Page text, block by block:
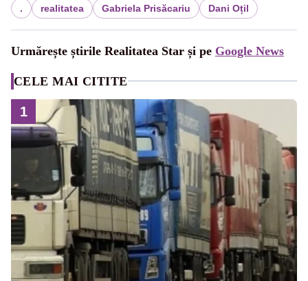
. realitatea Gabriela Prisăcariu Dani Oțil
Urmărește știrile Realitatea Star și pe Google News
CELE MAI CITITE
1